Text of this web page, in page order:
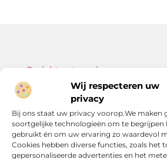
Wij respecteren uw
privacy
Bij ons staat uw privacy voorop.We maken
soortgelijke technologieën om te begrijpen
gebruikt én om uw ervaring zo waardevol
Cookies hebben diverse functies, zoals het
gepersonaliseerde advertenties en het
Onze informatie
Bericht categorie